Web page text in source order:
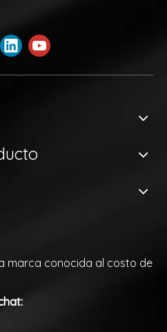
marca conocida al costo de